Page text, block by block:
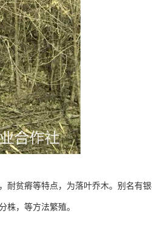
耐贫瘠等特点，为落叶乔木。别名有
株，等方法繁殖。